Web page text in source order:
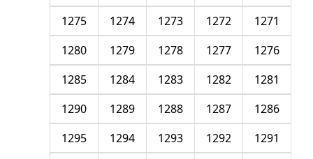
1271
1272
1273
1274
1275
1276
1277
1278
1279
1280
1281
1282
1283
1284
1285
1286
1287
1288
1289
1290
1291
1292
1293
1294
1295